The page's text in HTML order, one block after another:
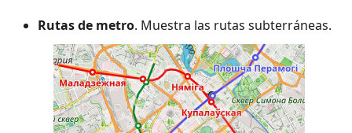
Rutas de metro. Muestra las rutas subterráneas.